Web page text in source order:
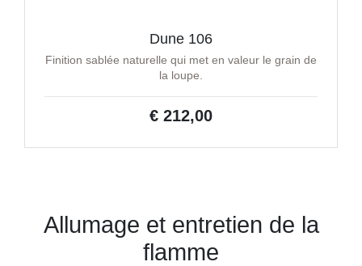
Dune 106
Finition sablée naturelle qui met en valeur le grain de
la loupe.
€ 212,00
Allumage et entretien de la
flamme